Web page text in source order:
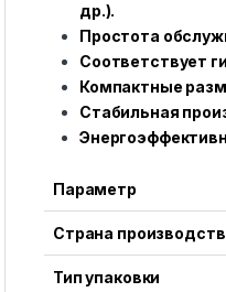
др.).
Простота
Соответствует
Компактные
Стабильная
Параметр
Страна
Тип упаковки